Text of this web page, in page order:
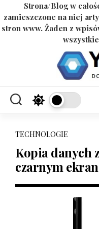
Strona/Blog w
zamieszczone na niej
stron www. Żaden z
wszystkie
TECHNOLOGIE
Kopia danych
czarnym